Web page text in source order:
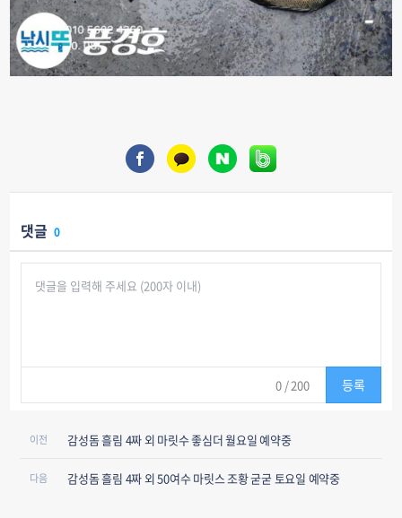
댓글 0
0/ 200 등록
이전 감성돔 흘림 4짜 외 마릿수 좋심더 월요일 예약중
다음 감성돔 흘림 4짜 외 50여수 마릿스 조황 굳굳 토요일 예약중